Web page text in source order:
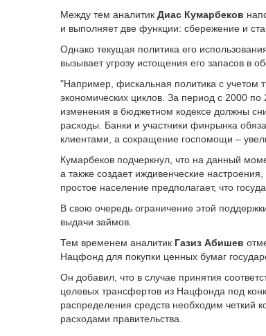
Между тем аналитик Диас Кумарбеков
и выполняет две функции: сбережение и
Однако текущая политика его
вызывает угрозу истощения его запасов в
"Например, фискальная политика с учетом
экономических циклов. За период с 2000
изменения в бюджетном кодексе должны
расходы. Банки и участники финрынка
клиентами, а сокращение госпомощи –
Кумарбеков подчеркнул, что на данный
а также создает иждивенческие
простое население предполагает, что
В свою очередь ограничение этой
выдачи займов.
Тем временем аналитик Газиз Абишев
Нацфонд для покупки ценных бумаг
Он добавил, что в случае принятия
целевых трансфертов из Нацфонда под
распределения средств необходим четкий
расходами правительства.